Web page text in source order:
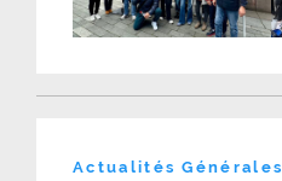
Actualités Générales